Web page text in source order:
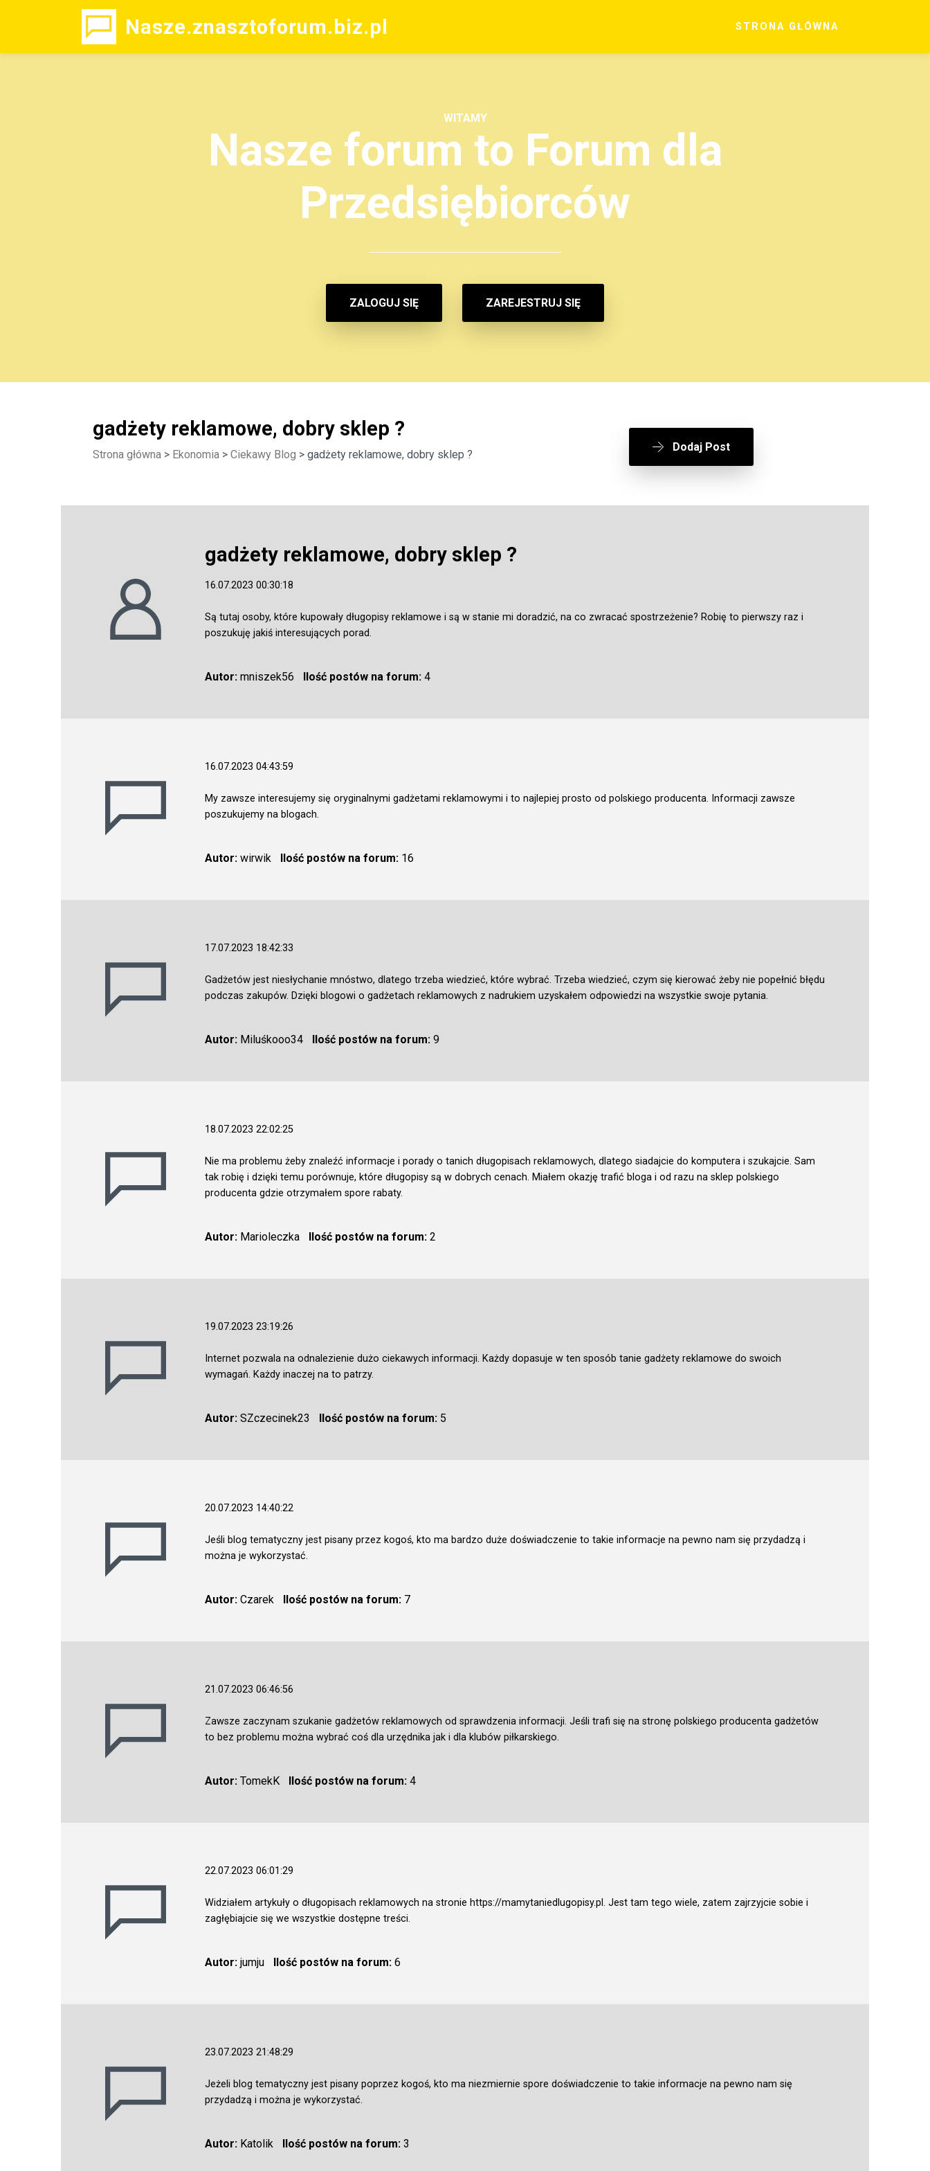
Nasze.znasztoforum.biz.pl STRONA GŁÓWNA
WITAMY
Nasze forum to Forum dla
Przedsiębiorców
ZALOGUJ SIĘ ZAREJESTRUJ SIĘ
gadżety reklamowe, dobry sklep ?
Strona główna > Ekonomia > Ciekawy Blog > gadżety reklamowe, dobry sklep ?
Dodaj Post
gadżety reklamowe, dobry sklep ?
16.07.2023 00:30:18
Są tutaj osoby, które kupowały długopisy reklamowe i są w stanie mi doradzić, na co zwracać spostrzeżenie? Robię to pierwszy raz i
poszukuję jakiś interesujących porad.
Autor: mniszek56 Ilość postów na forum:4
16.07.2023 04:43:59
My zawsze interesujemy się oryginalnymi gadżetami reklamowymi i to najlepiej prosto od polskiego producenta. Informacji zawsze
poszukujemy na blogach.
Autor: wirwik Ilość postów na forum:16
17.07.2023 18:42:33
Gadżetów jest niesłychanie mnóstwo, dlatego trzeba wiedzieć, które wybrać. Trzeba wiedzieć, czym się kierować żeby nie popełnić błędu
podczas zakupów. Dzięki blogowi o gadżetach reklamowych z nadrukiem uzyskałem odpowiedzi na wszystkie swoje pytania.
Autor: Miluśkooo34 Ilość postów na forum:9
18.07.2023 22:02:25
Nie ma problemu żeby znaleźć informacje i porady o tanich długopisach reklamowych, dlatego siadajcie do komputera i szukajcie. Sam
tak robię i dzięki temu porównuje, które długopisy są w dobrych cenach. Miałem okazję trafić bloga i od razu na sklep polskiego
producenta gdzie otrzymałem spore rabaty.
Autor: Marioleczka Ilość postów na forum:2
19.07.2023 23:19:26
Internet pozwala na odnalezienie dużo ciekawych informacji. Każdy dopasuje w ten sposób tanie gadżety reklamowe do swoich
wymagań. Każdy inaczej na to patrzy.
Autor: SZczecinek23 Ilość postów na forum:5
20.07.2023 14:40:22
Jeśli blog tematyczny jest pisany przez kogoś, kto ma bardzo duże doświadczenie to takie informacje na pewno nam się przydadzą i
można je wykorzystać.
Autor: Czarek Ilość postów na forum:7
21.07.2023 06:46:56
Zawsze zaczynam szukanie gadżetów reklamowych od sprawdzenia informacji. Jeśli trafi się na stronę polskiego producenta gadżetów
to bez problemu można wybrać coś dla urzędnika jak i dla klubów piłkarskiego.
Autor: TomekK Ilość postów na forum:4
22.07.2023 06:01:29
Widziałem artykuły o długopisach reklamowych na stronie https://mamytaniedlugopisy.pl . Jest tam tego wiele, zatem zajrzyjcie sobie i
zagłębiajcie się we wszystkie dostępne treści.
Autor: jumju Ilość postów na forum:6
23.07.2023 21:48:29
Jeżeli blog tematyczny jest pisany poprzez kogoś, kto ma niezmiernie spore doświadczenie to takie informacje na pewno nam się
przydadzą i można je wykorzystać.
Autor: Katolik Ilość postów na forum:3